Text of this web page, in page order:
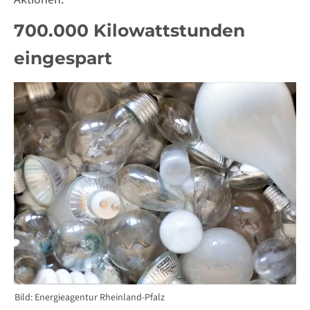
700.000 Kilowattstunden
eingespart
Bild: Energieagentur Rheinland-Pfalz